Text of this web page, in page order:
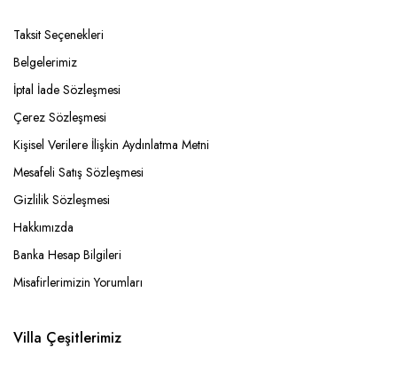
Taksit Seçenekleri
Belgelerimiz
İptal İade Sözleşmesi
Çerez Sözleşmesi
Kişisel Verilere İlişkin Aydınlatma Metni
Mesafeli Satış Sözleşmesi
Gizlilik Sözleşmesi
Hakkımızda
Banka Hesap Bilgileri
Misafirlerimizin Yorumları
Villa Çeşitlerimiz